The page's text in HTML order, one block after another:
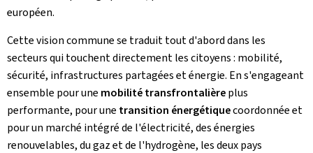
européen.
Cette vision commune se traduit tout d'abord dans les
secteurs qui touchent directement les citoyens : mobilité,
sécurité, infrastructures partagées et énergie. En s'engageant
ensemble pour une mobilité transfrontalièreplus
performante, pour une transition énergétiquecoordonnée et
pour un marché intégré de l'électricité, des énergies
renouvelables, du gaz et de l'hydrogène, les deux pays